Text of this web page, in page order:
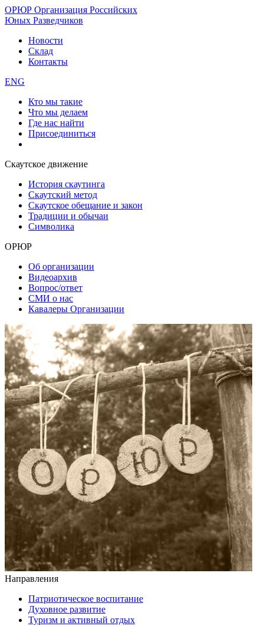
ОРЮР Организация Российских
Юных Разведчиков
Новости
Склад
Контакты
ENG
Кто мы такие
Что мы делаем
Где нас найти
Присоединиться
Скаутское движение
История скаутинга
Скаутский метод
Скаутское обещание и закон
Традиции и обычаи
Символика
ОРЮР
Об организации
Видеоархив
Вопрос/ответ
СМИ о нас
Кавалеры Организации
Направления
Патриотическое воспитание
Духовное развитие
Туризм и активный отдых